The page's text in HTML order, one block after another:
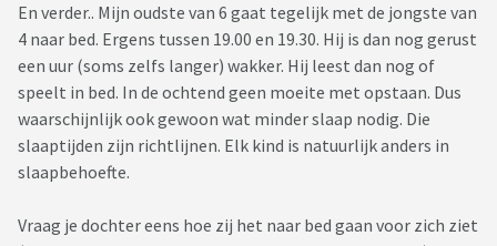
En verder.. Mijn oudste van 6 gaat tegelijk met de jongste van
4 naar bed. Ergens tussen 19.00 en 19.30. Hij is dan nog gerust
een uur (soms zelfs langer) wakker. Hij leest dan nog of
speelt in bed. In de ochtend geen moeite met opstaan. Dus
waarschijnlijk ook gewoon wat minder slaap nodig. Die
slaaptijden zijn richtlijnen. Elk kind is natuurlijk anders in
slaapbehoefte.
Vraag je dochter eens hoe zij het naar bed gaan voor zich ziet